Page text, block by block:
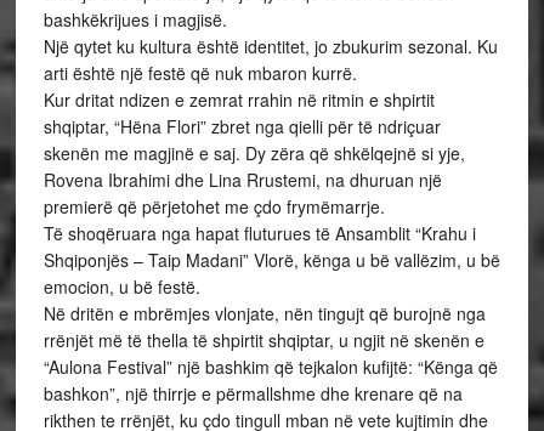
bashkëkrijues i magjisë.
Një qytet ku kultura është identitet, jo zbukurim sezonal. Ku
arti është një festë që nuk mbaron kurrë.
Kur dritat ndizen e zemrat rrahin në ritmin e shpirtit
shqiptar, “Hëna Flori” zbret nga qielli për të ndriçuar
skenën me magjinë e saj. Dy zëra që shkëlqejnë si yje,
Rovena Ibrahimi dhe Lina Rrustemi, na dhuruan një
premierë që përjetohet me çdo frymëmarrje.
Të shoqëruara nga hapat fluturues të Ansamblit “Krahu i
Shqiponjës – Taip Madani” Vlorë, kënga u bë vallëzim, u bë
emocion, u bë festë.
Në dritën e mbrëmjes vlonjate, nën tingujt që burojnë nga
rrënjët më të thella të shpirtit shqiptar, u ngjit në skenën e
“Aulona Festival” një bashkim që tejkalon kufijtë: “Kënga që
bashkon”, një thirrje e përmallshme dhe krenare që na
rikthen te rrënjët, ku çdo tingull mban në vete kujtimin dhe